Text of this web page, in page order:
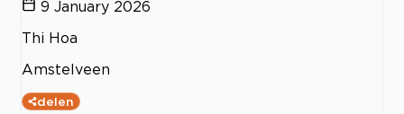
9 January 2026
Thi Hoa
Amstelveen
delen